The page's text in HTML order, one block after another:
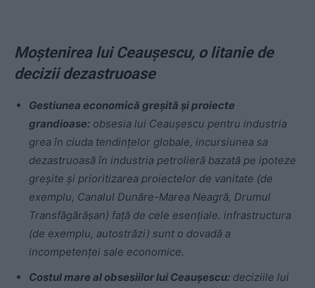
Moștenirea lui Ceaușescu, o litanie de
decizii dezastruoase
Gestiunea economică greșită și proiecte
grandioase: obsesia lui Ceaușescu pentru industria
grea în ciuda tendințelor globale, incursiunea sa
dezastruoasă în industria petrolieră bazată pe ipoteze
greșite și prioritizarea proiectelor de vanitate (de
exemplu, Canalul Dunăre-Marea Neagră, Drumul
Transfăgărășan) față de cele esențiale. infrastructura
(de exemplu, autostrăzi) sunt o dovadă a
incompetenței sale economice.
Costul mare al obsesiilor lui Ceaușescu: deciziile lui